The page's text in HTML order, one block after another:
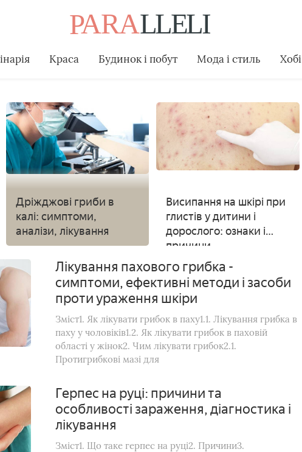
Краса Будинок і побут Мода і стиль Хобі
Дріжджові гриби в
калі: симптоми,
аналізи, лікування
Висипання на шкірі при
глистів у дитини і
дорослого: ознаки і
причини
Лікування пахового грибка -
симптоми, ефективні методи і засоби
проти ураження шкіри
Зміст1. Як лікувати грибок в паху1.1. Лікування грибка в
паху у чоловіків1.2. Як лікувати грибок в паховій
області у жінок2. Чим лікувати грибок2.1.
Протигрибкові мазі для
Герпес на руці: причини та
особливості зараження, діагностика і
лікування
Зміст1. Що таке герпес на руці2. Причини3.